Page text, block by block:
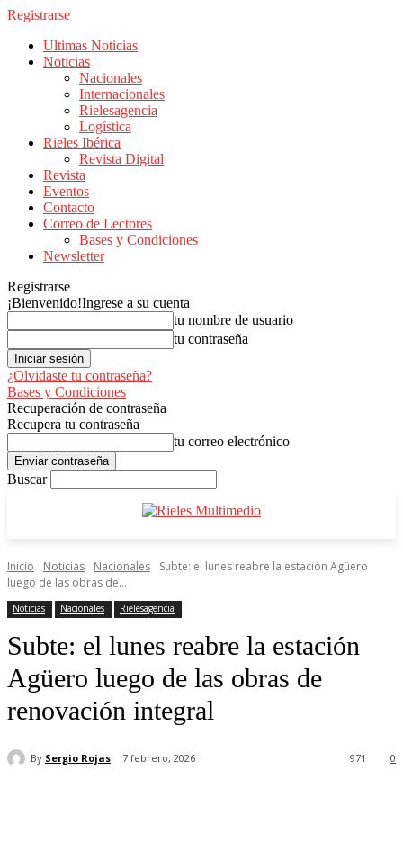
Registrarse
Ultimas Noticias
Noticias
Nacionales
Internacionales
Rielesagencia
Logística
Rieles Ibérica
Revista Digital
Revista
Eventos
Contacto
Correo de Lectores
Bases y Condiciones
Newsletter
Registrarse
¡Bienvenido!Ingrese a su cuenta
tu nombre de usuario
tu contraseña
¿Olvidaste tu contraseña?
Bases y Condiciones
Recuperación de contraseña
Recupera tu contraseña
tu correo electrónico
Buscar
Inicio Noticias Nacionales
Subte: el lunes reabre la estación Agüero
luego de las obras de...
Noticias Nacionales Rielesagencia
Subte: el lunes reabre la estación
Agüero luego de las obras de
renovación integral
By Sergio Rojas 7 febrero, 2026 0
971